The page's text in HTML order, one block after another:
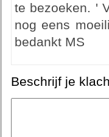
te bezoeken. '
nog eens
bedankt MS
Beschrijf je